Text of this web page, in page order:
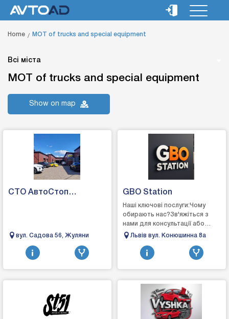
Home MOT of trucks and special equipment
Всі міста
MOT of trucks and special equipment
Show on map
СТО АвтоСтоп
вул. Садова 56, Жуляни
GBO Station
Наші ключові послуги:Чому
обирають нас?Зв'яжіться з
нами для консультації або
запису:Зробіть крок до
GBO Station!Адре...
Львів вул. Конюшинна 8а